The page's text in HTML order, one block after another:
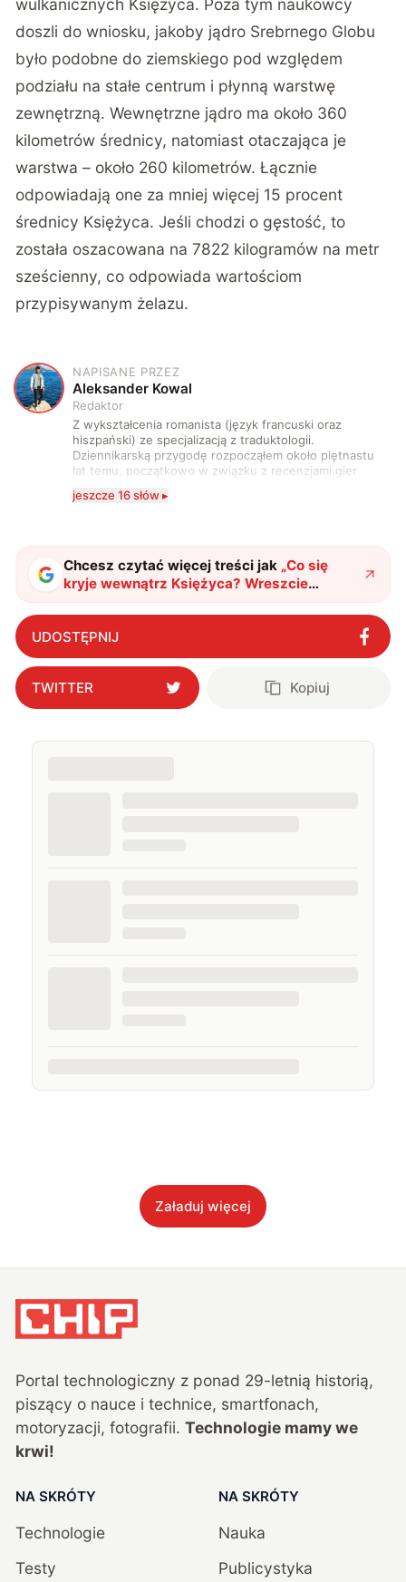
wulkanicznych Księżyca. Poza tym naukowcy
doszli do wniosku, jakoby jądro Srebrnego Globu
było podobne do ziemskiego pod względem
podziału na stałe centrum i płynną warstwę
zewnętrzną. Wewnętrzne jądro ma około 360
kilometrów średnicy, natomiast otaczająca je
warstwa – około 260 kilometrów. Łącznie
odpowiadają one za mniej więcej 15 procent
średnicy Księżyca. Jeśli chodzi o gęstość, to
została oszacowana na 7822 kilogramów na metr
sześcienny, co odpowiada wartościom
przypisywanym żelazu.
A
NAPISANE PRZEZ
Aleksander Kowal
Redaktor
Z wykształcenia romanista (język francuski oraz
hiszpański) ze specjalizacją z traduktologii.
Dziennikarską przygodę rozpocząłem około piętnastu
lat temu, początkowo w związku z recenzjami gier
komputerowych i filmów. Obecnie publikuję
zdecydowanie częściej na tematy związane z nauką
także uprawiać oraz oglądać sport.
jeszcze 16 słów ▸
Chcesz czytać więcej treści jak „Co się
kryje wewnątrz Księżyca? Wreszcie
poznaliśmy odpowiedź"?
UDOSTĘPNIJ
TWITTER Kopiuj
Załaduj więcej
Portal technologiczny z ponad 29-letnią historią,
piszący o nauce i technice, smartfonach,
motoryzacji, fotografii. Technologie mamy we
krwi!
NA SKRÓTY
Technologie
Testy
NA SKRÓTY
Nauka
Publicystyka